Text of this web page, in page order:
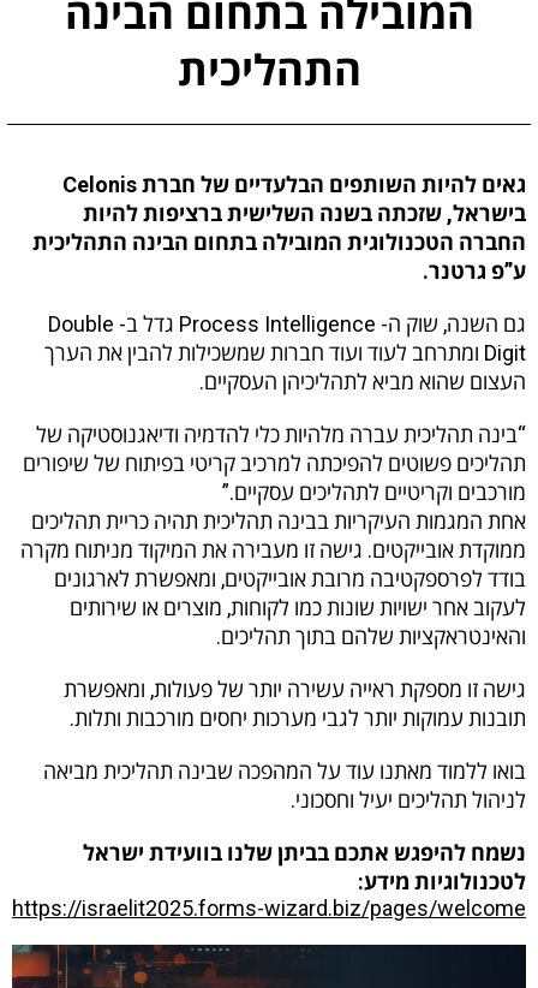
המובילה בתחום הבינה
התהליכית
גאים להיות השותפים הבלעדיים של חברת Celonis
בישראל, שזכתה בשנה השלישית ברציפות להיות
החברה הטכנולוגית המובילה בתחום הבינה התהליכית
ע”פ גרטנר.
גם השנה, שוק ה- Process Intelligence גדל ב- Double
Digit ומתרחב לעוד ועוד חברות שמשכילות להבין את הערך
העצום שהוא מביא לתהליכיהן העסקיים.
“בינה תהליכית עברה מלהיות כלי להדמיה ודיאגנוסטיקה של
תהליכים פשוטים להפיכתה למרכיב קריטי בפיתוח של שיפורים
מורכבים וקריטיים לתהליכים עסקיים.”
אחת המגמות העיקריות בבינה תהליכית תהיה כריית תהליכים
ממוקדת אובייקטים. גישה זו מעבירה את המיקוד מניתוח מקרה
בודד לפרספקטיבה מרובת אובייקטים, ומאפשרת לארגונים
לעקוב אחר ישויות שונות כמו לקוחות, מוצרים או שירותים
והאינטראקציות שלהם בתוך תהליכים.
גישה זו מספקת ראייה עשירה יותר של פעולות, ומאפשרת
תובנות עמוקות יותר לגבי מערכות יחסים מורכבות ותלות.
בואו ללמוד מאתנו עוד על המהפכה שבינה תהליכית מביאה
לניהול תהליכים יעיל וחסכוני.
נשמח להיפגש אתכם בביתן שלנו בוועידת ישראל
לטכנולוגיות מידע:
https://israelit2025.forms-wizard.biz/pages/welcome